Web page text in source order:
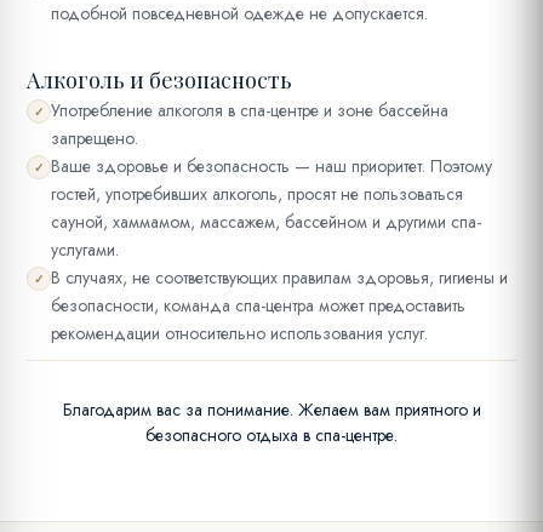
подобной повседневной одежде не допускается.
Алкоголь и безопасность
✓ Употребление алкоголя в спа-центре и зоне бассейна
запрещено.
✓ Ваше здоровье и безопасность — наш приоритет. Поэтому
гостей, употребивших алкоголь, просят не пользоваться
сауной, хаммамом, массажем, бассейном и другими спа-
услугами.
✓ В случаях, не соответствующих правилам здоровья, гигиены и
безопасности, команда спа-центра может предоставить
рекомендации относительно использования услуг.
Благодарим вас за понимание. Желаем вам приятного и
безопасного отдыха в спа-центре.